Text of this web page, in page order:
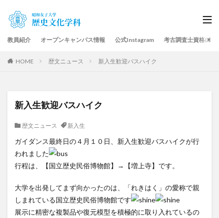
教員紹介 オープンキャンパス情報 公式Instagram 考古調査士資格につ
HOME 歴文ニュース 新入生歓迎バスハイク
新入生歓迎バスハイク
歴文ニュース 新入生
ガイダンス最終日の４月１０日、新入生歓迎バスハイクが行
われました
行程は、【国立歴史民俗博物館】→【増上寺】です。
大学を出発してまず向かったのは、「れきはく」の愛称で親
しまれている国立歴史民俗博物館です
展示に精密な複製品や復元模型を積極的に取り入れているの